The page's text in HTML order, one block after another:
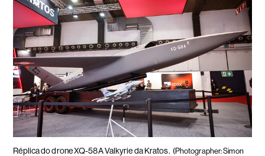
Réplica do drone XQ-58A Valkyrie da Kratos. (Photographer: Simon